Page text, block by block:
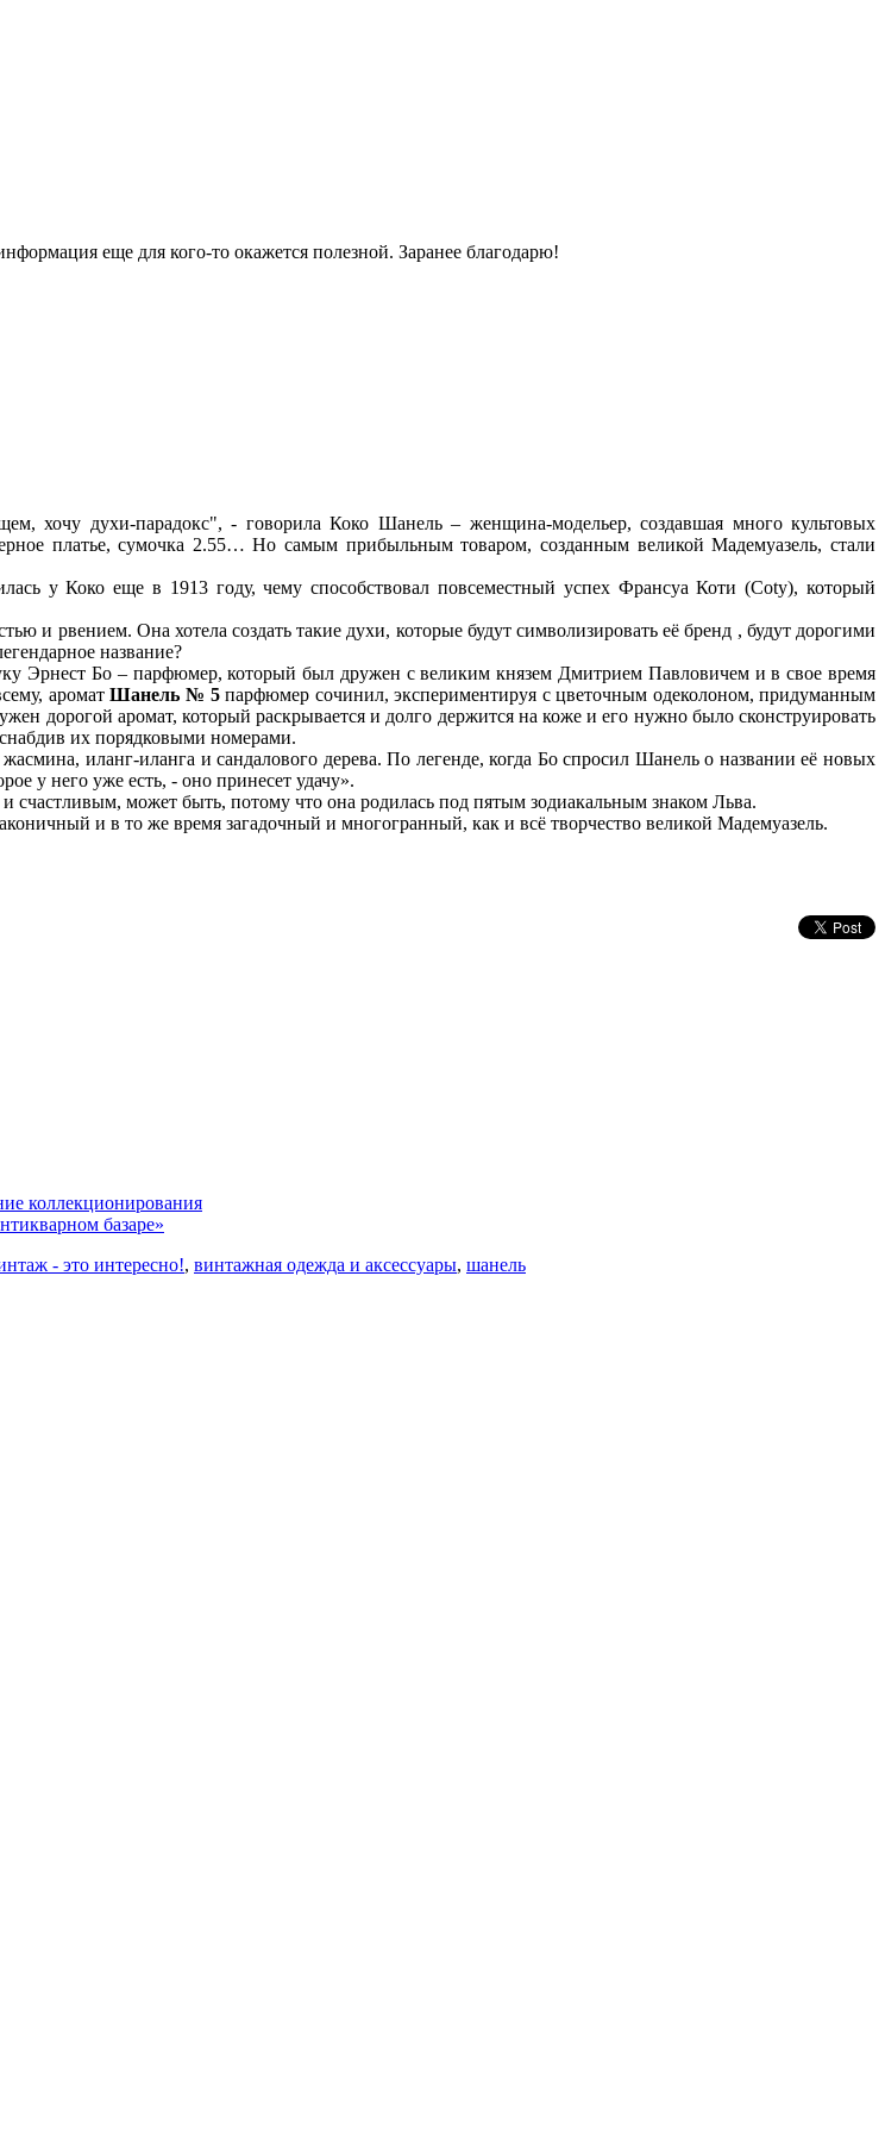
еще для кого-то окажется полезной. Заранее благодарю!
хочу духи-парадокс", - говорила Коко Шанель – женщина-модельер, создавшая много культовых
платье, сумочка 2.55… Но самым прибыльным товаром, созданным великой Мадемуазель, стали
у Коко еще в 1913 году, чему способствовал повсеместный успех Франсуа Коти (Coty), который
и рвением. Она хотела создать такие духи, которые будут символизировать её бренд , будут дорогими
название?
Эрнест Бо – парфюмер, который был дружен с великим князем Дмитрием Павловичем и в свое время
ароматШанель № 5парфюмер сочинил, экспериментируя с цветочным одеколоном, придуманным
дорогой аромат, который раскрывается и долго держится на коже и его нужно было сконструировать
их порядковыми номерами.
иланг-иланга и сандалового дерева. По легенде, когда Бо спросил Шанель о названии её новых
у него уже есть, - оно принесет удачу».
счастливым, может быть, потому что она родилась под пятым зодиакальным знаком Льва.
и в то же время загадочный и многогранный, как и всё творчество великой Мадемуазель.
коллекционирования
базаре»
- это интересно!, винтажная одежда и аксессуары, шанель